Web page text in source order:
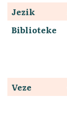
Jezik
Biblioteke
Veze